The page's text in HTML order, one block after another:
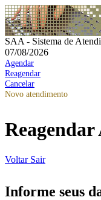
SAA - Sistema de
07/08/2026
Agendar
Reagendar
Cancelar
Novo atendimento
Reagendar
Voltar Sair
Informe seus